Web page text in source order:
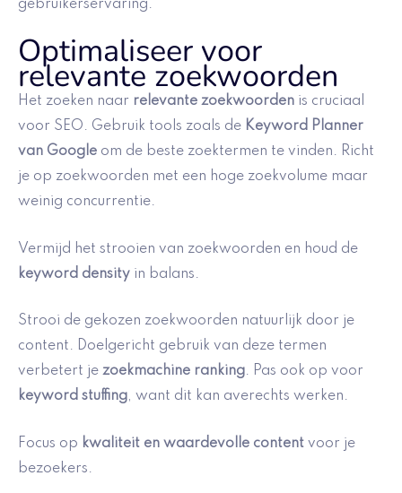
gebruikerservaring.
Optimaliseer voor
relevante zoekwoorden
Het zoeken naar relevante zoekwoorden is cruciaal
voor SEO. Gebruik tools zoals de Keyword Planner
van Google om de beste zoektermen te vinden. Richt
je op zoekwoorden met een hoge zoekvolume maar
weinig concurrentie.
Vermijd het strooien van zoekwoorden en houd de
keyword density in balans.
Strooi de gekozen zoekwoorden natuurlijk door je
content. Doelgericht gebruik van deze termen
verbetert je zoekmachine ranking. Pas ook op voor
keyword stuffing, want dit kan averechts werken.
Focus op kwaliteit en waardevolle content voor je
bezoekers.